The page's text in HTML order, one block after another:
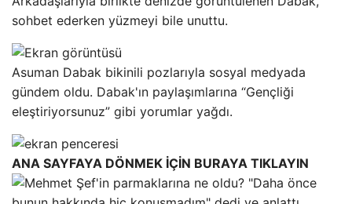
sohbet ederken yüzmeyi bile unuttu.
Asuman Dabak bikinili pozlarıyla sosyal medyada
gündem oldu. Dabak'ın paylaşımlarına “Gençliği
eleştiriyorsunuz” gibi yorumlar yağdı.
ANA SAYFAYA DÖNMEK İÇİN BURAYA TIKLAYIN